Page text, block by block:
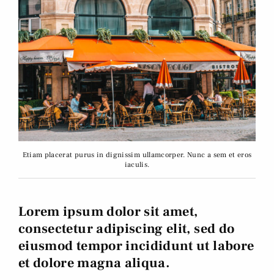
Etiam placerat purus in dignissim ullamcorper. Nunc a sem et eros
iaculis.
Lorem ipsum dolor sit amet,
consectetur adipiscing elit, sed do
eiusmod tempor incididunt ut labore
et dolore magna aliqua.